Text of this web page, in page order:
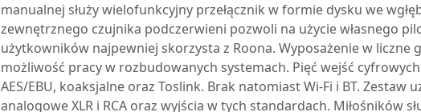
manualnej służy wielofunkcyjny przełącznik w formie dysku we
zewnętrznego czujnika podczerwieni pozwoli na użycie własnego
użytkowników najpewniej skorzysta z Roona. Wyposażenie w liczne
możliwość pracy w rozbudowanych systemach. Pięć wejść cyfrowych
AES/EBU, koaksjalne oraz Toslink. Brak natomiast Wi-Fi i BT. Zestaw
analogowe XLR i RCA oraz wyjścia w tych standardach. Miłośników